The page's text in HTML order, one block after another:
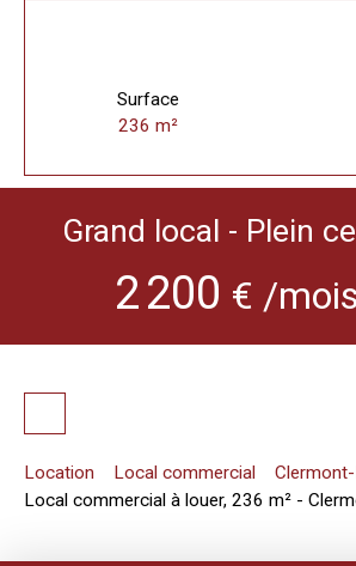
Surface
236 m²
Grand local - Plein
2 200 € /
Location Local commercial
Local commercial à louer, 236 m² -